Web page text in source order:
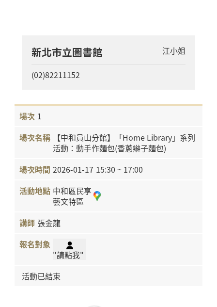
新北市立圖書館 江小姐
(02)82211152
1
【中和員山分館】「Home Library」系列
活動：動手作麵包(香蔥辮子麵包)
2026-01-17 15:30 ~ 17:00
中和區民享
藝文特區
張金龍
"請點我"
活動已結束